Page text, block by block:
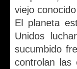
viejo
El planeta
Unidos
sucumbido
controlan las